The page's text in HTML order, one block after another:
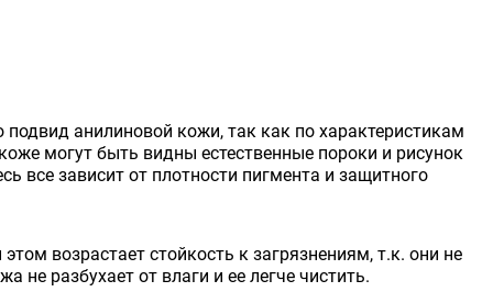
анилиновой кожи, так как по характеристикам
могут быть видны естественные пороки и рисунок
все зависит от плотности пигмента и защитного
возрастает стойкость к загрязнениям, т.к. они не
не разбухает от влаги и ее легче чистить.